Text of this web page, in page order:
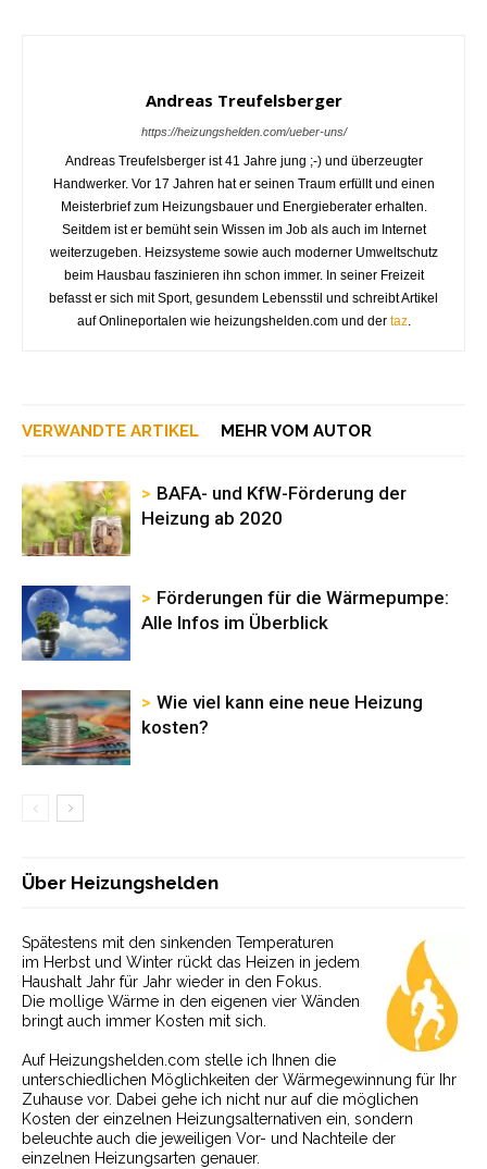
Andreas Treufelsberger
https://heizungshelden.com/ueber-uns/
Andreas Treufelsberger ist 41 Jahre jung ;-) und überzeugter
Handwerker. Vor 17 Jahren hat er seinen Traum erfüllt und einen
Meisterbrief zum Heizungsbauer und Energieberater erhalten.
Seitdem ist er bemüht sein Wissen im Job als auch im Internet
weiterzugeben. Heizsysteme sowie auch moderner Umweltschutz
beim Hausbau faszinieren ihn schon immer. In seiner Freizeit
befasst er sich mit Sport, gesundem Lebensstil und schreibt Artikel
auf Onlineportalen wie heizungshelden.com und der taz.
VERWANDTE ARTIKEL MEHR VOM AUTOR
BAFA- und KfW-Förderung der
Heizung ab 2020
Förderungen für die Wärmepumpe:
Alle Infos im Überblick
Wie viel kann eine neue Heizung
kosten?
Über Heizungshelden
Spätestens mit den sinkenden Temperaturen
im Herbst und Winter rückt das Heizen in jedem
Haushalt Jahr für Jahr wieder in den Fokus.
Die mollige Wärme in den eigenen vier Wänden
bringt auch immer Kosten mit sich.
Auf Heizungshelden.com stelle ich Ihnen die
unterschiedlichen Möglichkeiten der Wärmegewinnung für Ihr
Zuhause vor. Dabei gehe ich nicht nur auf die möglichen
Kosten der einzelnen Heizungsalternativen ein, sondern
beleuchte auch die jeweiligen Vor- und Nachteile der
einzelnen Heizungsarten genauer.